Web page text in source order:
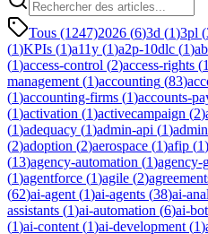
Tous (1247)2026 (6)3d (1)3pl (
(1)KPIs (1)a11y (1)a2p-10dlc (1)
(1)access-control (2)access-rights (1
management (1)accounting (83)
(1)accounting-firms (1)accounts-
(1)activation (1)activecampaign (2)
(1)adequacy (1)admin-api (1)
(2)adoption (2)aerospace (1)afip (1)
(13)agency-automation (1)agency-
(1)agentforce (1)agile (2)
(62)ai-agent (1)ai-agents (38)ai-
assistants (1)ai-automation (6)ai-bot
(1)ai-content (1)ai-development (1)